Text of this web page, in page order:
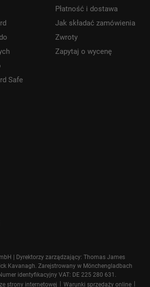
Safe
Płatność i dostawa
Jak składać zamówienia
Zwroty
Zapytaj o wycenę
| Dyrektorzy zarządzający: Thomas James
Kavanagh. Zarejstrowany w Mönchengladbach
identyfikacyjny VAT: DE 225 280 631.
strony internetowej
Warunki sprzedaży online